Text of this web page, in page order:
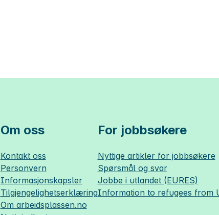
Om oss
Kontakt oss
Personvern
Informasjonskapsler
Tilgjengelighetserklæring
Om arbeidsplassen.no
For jobbsøkere
Nyttige artikler for jobbsøkere
Spørsmål og svar
Jobbe i utlandet (EURES)
Information to refugees from